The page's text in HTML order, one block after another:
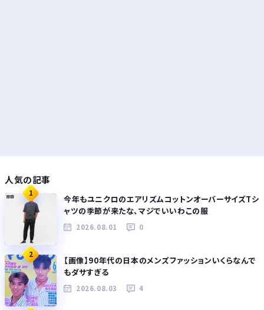
人気の記事
1
今年もユニクロのエアリズムコットンオーバーサイズTシ
ャツの季節が来たな、マジでいいわこの服
2026.08.01 0
2
【画像】90年代の日本のメンズファッションいくらなんで
もダサすぎる
2026.08.03 4